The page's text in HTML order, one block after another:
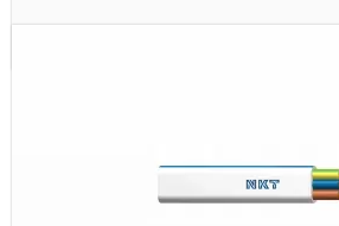
Dostępne:10215 m.